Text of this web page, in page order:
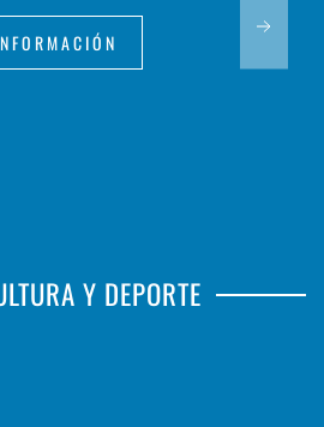
Y DEPORTE